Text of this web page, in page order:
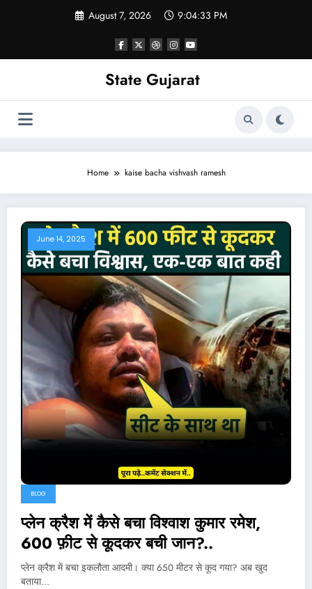
August 7, 2026 9:04:34 PM
State Gujarat
Home kaise bacha vishvash ramesh
June 14, 2025
BLOG
प्लेन क्रैश में कैसे बचा विश्वाश कुमार रमेश,
600 फ़ीट से कूदकर बची जान?..
प्लेन क्रैश में बचा इकलौता आदमी। क्या 650 मीटर से कूद गया? अब खुद
बताया…